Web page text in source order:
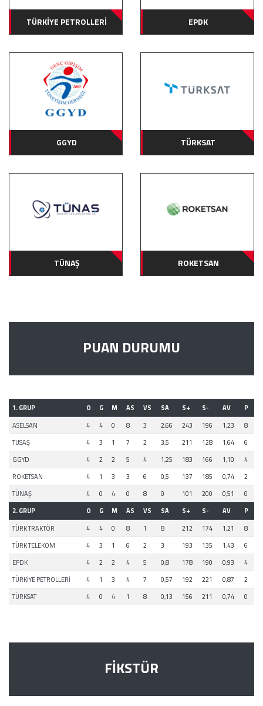
TÜRKİYE PETROLLERİ EPDK
GGYD TÜRKSAT
TÜNAŞ ROKETSAN
PUAN DURUMU
1. GRUP O G M AS VS SA S+ S- AV
P
ASELSAN
4 4 0 8 3 2,66 243 196 1,23
8
TUSAŞ
4 3 1 7 2 3,5 211 128 1,64
6
GGYD
4 2 2 5 4 1,25 183 166 1,10
4
ROKETSAN
4 1 3 3 6 0,5 137 185 0,74
2
TÜNAŞ
4 0 4 0 8 0 101 200 0,51
0
2. GRUP
O G M AS VS SA S+ S- AV
P
TÜRK TRAKTÖR
4 4 0 8 1 8 212 174 1,21
8
TÜRK TELEKOM
4 3 1 6 2 3 193 135 1,43
6
EPDK
4 2 2 4 5 0,8 178 190 0,93
4
TÜRKİYE PETROLLERİ
4 1 3 4 7 0,57 192 221 0,87
2
TÜRKSAT
4 0 4 1 8 0,13 156 211 0,74 0
FİKSTÜR